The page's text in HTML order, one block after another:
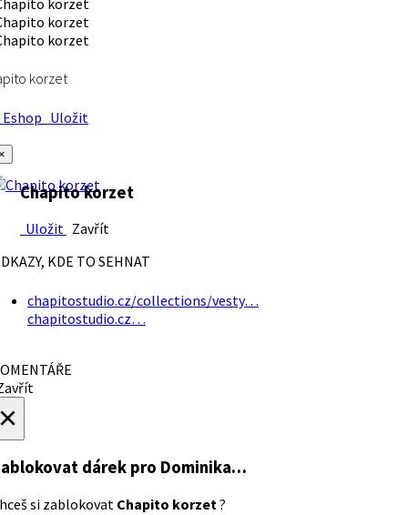
korzet
Uložit
Chapito korzet
Uložit Zavřít
KDE TO SEHNAT
chapitostudio.cz/collections/vesty…
chapitostudio.cz…
dárek pro Dominika…
si zablokovat Chapito korzet?